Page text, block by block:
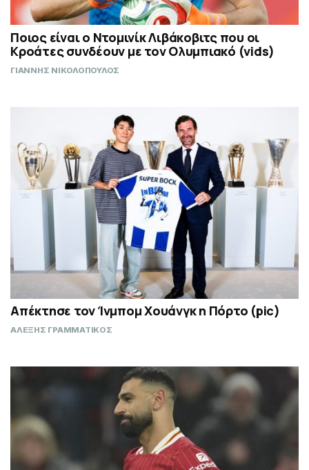
Ποιος είναι ο Ντομινίκ Λιβάκοβιτς που οι
Κροάτες συνδέουν με τον Ολυμπιακό (vids)
ΓΙΑΝΝΗΣ ΝΙΚΟΛΟΠΟΥΛΟΣ
Απέκτησε τον Ίνμπομ Χουάνγκ η Πόρτο (pic)
ΑΛΕΞΗΣ ΓΡΑΜΜΑΤΙΚΟΣ